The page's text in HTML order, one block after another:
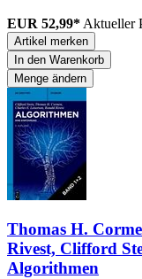
EUR 52,99* Aktueller
Artikel merken
In den Warenkorb
Menge ändern
Thomas H.
Rivest, Clifford
Algorithmen